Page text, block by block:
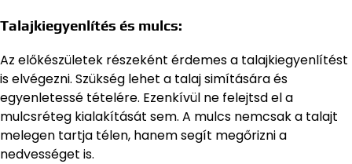
Talajkiegyenlítés és mulcs:
Az előkészületek részeként érdemes a talajkiegyenlítést
is elvégezni. Szükség lehet a talaj simítására és
egyenletessé tételére. Ezenkívül ne felejtsd el a
mulcsréteg kialakítását sem. A mulcs nemcsak a talajt
melegen tartja télen, hanem segít megőrizni a
nedvességet is.